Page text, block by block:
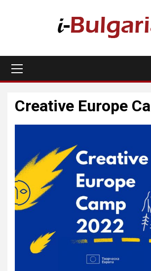
Menu
Creative Europe